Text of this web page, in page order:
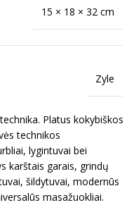
15 × 18 × 32 cm
Zyle
Platus kokybiškos
technikos
lygintuvai bei
karštais garais, grindų
šildytuvai, modernūs
masažuokliai.